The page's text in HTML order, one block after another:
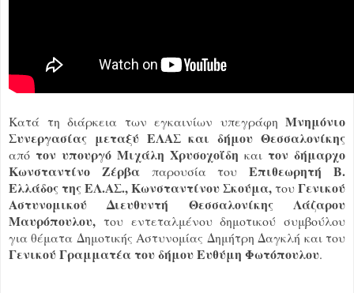
Κατά τη διάρκεια των εγκαινίων υπεγράφη Μνημόνιο
Συνεργασίας μεταξύ ΕΛΑΣ και δήμου Θεσσαλονίκης
από τον υπουργό Μιχάλη Χρυσοχοΐδη και τον δήμαρχο
Κωνσταντίνο Ζέρβαπαρουσία τουΕπιθεωρητή Β.
Ελλάδος της ΕΛ.ΑΣ., Κωνσταντίνου Σκούμα,τουΓενικού
Αστυνομικού Διευθυντή Θεσσαλονίκης Λάζαρου
Μαυρόπουλου, του εντεταλμένου δημοτικού συμβούλου
για θέματα Δημοτικής Αστυνομίας Δημήτρη Δαγκλή και του
Γενικού Γραμματέα του δήμου Ευθύμη Φωτόπουλου.